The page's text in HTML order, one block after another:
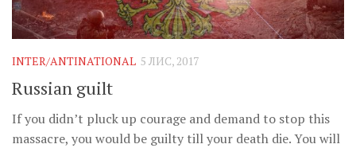
INTER/ANTINATIONAL 5 ЛИС, 2017
Russian guilt
If you didn’t pluck up courage and demand to stop this
massacre, you would be guilty till your death die. You will